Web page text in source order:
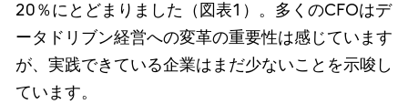
20％にとどまりました（図表1）。多くのCFOはデ
ータドリブン経営への変革の重要性は感じています
が、実践できている企業はまだ少ないことを示唆し
ています。